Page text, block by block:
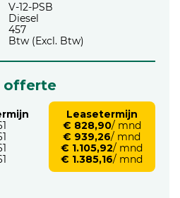
V-12-PSB
Diesel
457
Btw (Excl. Btw)
offerte
Leasetermijn
€ 828,90/ mnd
€ 939,26/ mnd
€ 1.105,92/ mnd
€ 1.385,16/ mnd